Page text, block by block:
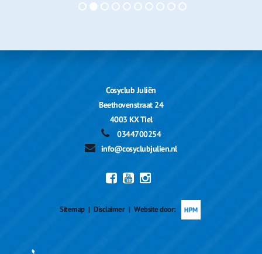
Cosyclub Juliën
Beethovenstraat 24
4003 KX Tiel
0344700254
info@cosyclubjulien.nl
Sitemap | Disclaimer | Website door: